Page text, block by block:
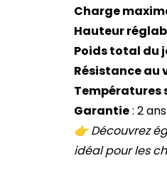
Charge
Hauteur
Poids total du
Résistance au
Températures
Garantie: 2 ans
👉 Découvrez
idéal pour les